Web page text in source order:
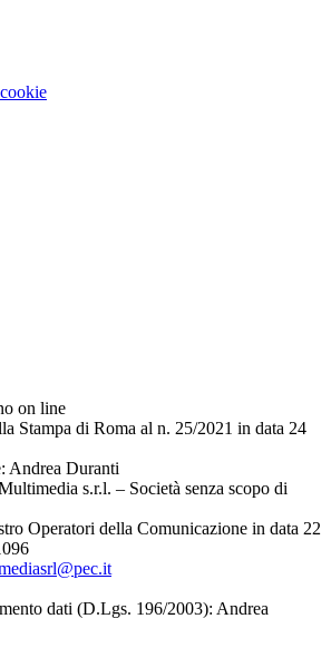
on line
Stampa di Roma al n. 25/2021 in data 24
Andrea Duranti
s.r.l. – Società senza scopo di
Operatori della Comunicazione in data 22
dati (D.Lgs. 196/2003): Andrea